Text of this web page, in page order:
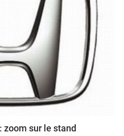
zoom sur le stand